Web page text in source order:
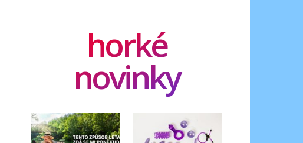
horké
novinky